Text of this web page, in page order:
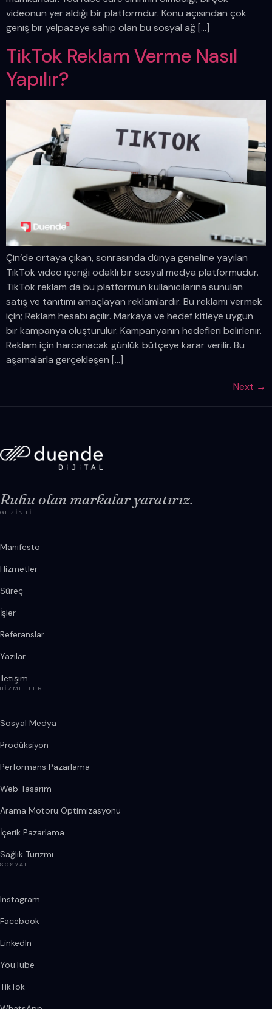
videonun yer aldığı bir platformdur. Konu açısından çok
geniş bir yelpazeye sahip olan bu sosyal ağ […]
TikTok Reklam Verme Nasıl
Yapılır?
Çin’de ortaya çıkan, sonrasında dünya geneline yayılan
TikTok video içeriği odaklı bir sosyal medya platformudur.
TikTok reklam da bu platformun kullanıcılarına sunulan
satış ve tanıtımı amaçlayan reklamlardır. Bu reklamı vermek
için; Reklam hesabı açılır. Markaya ve hedef kitleye uygun
bir kampanya oluşturulur. Kampanyanın hedefleri belirlenir.
Reklam için harcanacak günlük bütçeye karar verilir. Bu
aşamalarla gerçekleşen […]
Next →
Ruhu olan markalar yaratırız.
GEZINTI
Manifesto
Hizmetler
Süreç
İşler
Referanslar
Yazılar
İletişim
HIZMETLER
Sosyal Medya
Prodüksiyon
Performans Pazarlama
Web Tasarım
Arama Motoru Optimizasyonu
İçerik Pazarlama
Sağlık Turizmi
SOSYAL
Instagram
Facebook
LinkedIn
YouTube
TikTok